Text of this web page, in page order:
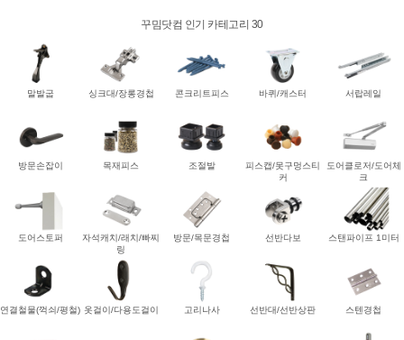
꾸밈닷컴 인기 카테고리 30
말발굽 싱크대/장롱경첩 콘크리트피스 바퀴/캐스터 서랍레일
방문손잡이 목재피스 조절발
피스캡/못구멍스티
커
도어클로저/도어체
크
도어스토퍼
자석캐치/래치/빠찌
링
방문/목문경첩 선반다보 스탠파이프 1미터
연결철물(꺽쇠/평철) 옷걸이/다용도걸이 고리나사 선반대/선반상판 스텐경첩